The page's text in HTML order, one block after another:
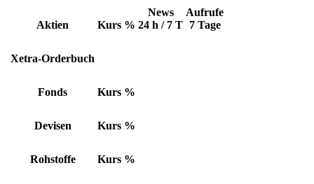
Aktien Kurs %
News
24 h / 7 T
Aufrufe
7 Tage
Xetra-Orderbuch
Fonds Kurs %
Devisen Kurs %
Rohstoffe Kurs %